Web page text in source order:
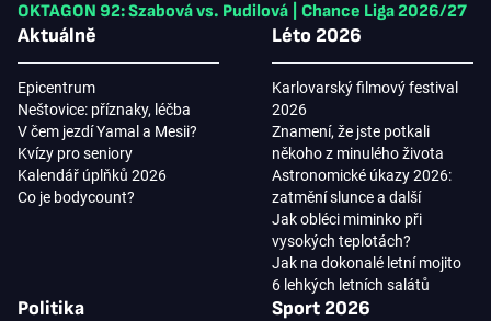
OKTAGON 92: Szabová vs. Pudilová
Chance Liga 2026/27
Aktuálně
Epicentrum
Neštovice: příznaky, léčba
V čem jezdí Yamal a Mesii?
Kvízy pro seniory
Kalendář úplňků 2026
Co je bodycount?
Léto 2026
Karlovarský filmový festival
2026
Znamení, že jste potkali
někoho z minulého života
Astronomické úkazy 2026:
zatmění slunce a další
Jak obléci miminko při
vysokých teplotách?
Jak na dokonalé letní mojito
6 lehkých letních salátů
Politika Sport 2026